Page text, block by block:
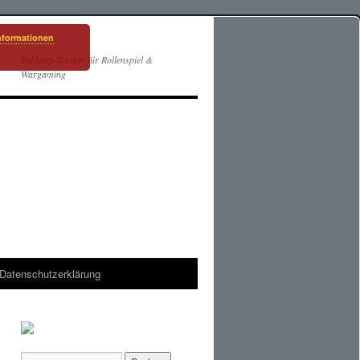
Tabletop-Terrain für Rollenspiel &
Wargaming
Datenschutzerklärung